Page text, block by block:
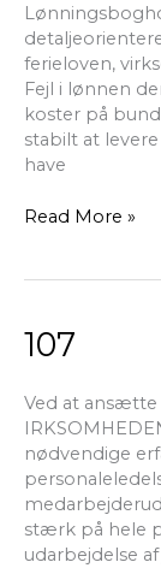
ferieloven,
Fejl i lønnen
koster på
stabilt at
have
Read More »
107
Ved at ansætte
nødvendige
stærk på hele
udarbejdelse
107